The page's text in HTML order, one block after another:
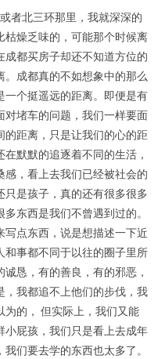
者北三环那里，我就深深的
枯燥乏味的，可能那个时候离
都买房子却还不知道方位的
成都真的不如想象中的那么
一个挺遥远的距离。即便是有
对堵车的问题，我们一样要面
的距离，只是让我们的心的距
默默的追逐着不同的生活，
，看上去我们已经被社会的
是孩子，真的还有很多很多
东西是我们不曾遇到过的。
点东西，说是想描述一下近
和事都不同于以往的圈子里所
恳，有的善良，有的邪恶，
，我都追不上他们的步伐，我
为的， 但实际上，我们又能
小屁孩，我们只是看上去成年
们要去学的东西也太多了。